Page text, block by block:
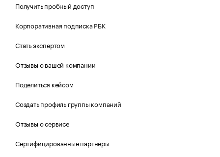
Получить пробный доступ
Корпоративная подписка РБК
Стать экспертом
Отзывы о вашей компании
Поделиться кейсом
Создать профиль группы компаний
Отзывы о сервисе
Сертифицированные партнеры